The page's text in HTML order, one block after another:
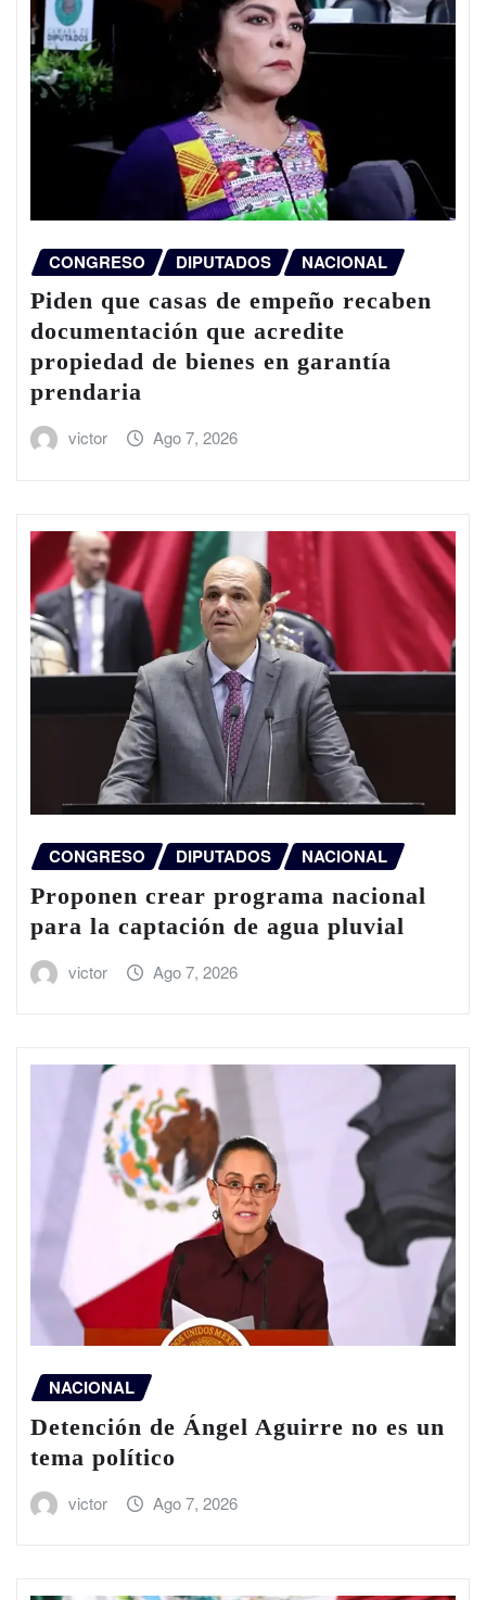
CONGRESO DIPUTADOS NACIONAL
Piden que casas de empeño recaben
documentación que acredite
propiedad de bienes en garantía
prendaria
victor Ago 7, 2026
CONGRESO DIPUTADOS NACIONAL
Proponen crear programa nacional
para la captación de agua pluvial
victor Ago 7, 2026
NACIONAL
Detención de Ángel Aguirre no es un
tema político
victor Ago 7, 2026